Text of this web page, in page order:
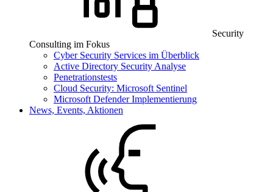
Security
Consulting im Fokus
Cyber Security Services im Überblick
Active Directory Security Analyse
Penetrationstests
Cloud Security: Microsoft Sentinel
Microsoft Defender Implementierung
News, Events, Aktionen